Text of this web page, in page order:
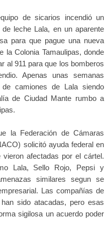
de sicarios incendió un
leche Lala, en un aparente
para que pague una nueva
la Colonia Tamaulipas, donde
al 911 para que los bomberos
Apenas unas semanas
camiones de Lala siendo
de Ciudad Mante rumbo a
la Federación de Cámaras
solicitó ayuda federal en
afectadas por el cártel.
Lala, Sello Rojo, Pepsi y
similares segun se
Las compañías de
sido atacadas, pero esas
sigilosa un acuerdo poder